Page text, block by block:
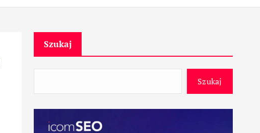
Szukaj
Szukaj